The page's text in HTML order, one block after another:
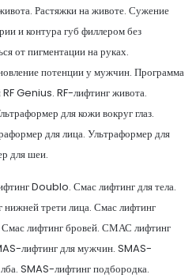
Растяжки на животе. Сужение
и контура губ филлером без
от пигментации на руках.
потенции у мужчин. Программа
Genius. RF-лифтинг живота.
для кожи вокруг глаз.
для лица. Ультраформер для
для шеи.
Doublo. Смас лифтинг для тела.
трети лица. Смас лифтинг
Смас лифтинг бровей. СМАС лифтинг
лифтинг для мужчин. SMAS-
SMAS-лифтинг подбородка.